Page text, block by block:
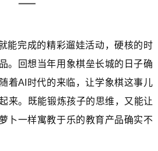
能完成的精彩遛娃活动，硬核的时
。回想当年用象棋垒长城的日子确
着AI时代的来临，让学象棋这事儿
来。既能锻炼孩子的思维，又能让
卜一样寓教于乐的教育产品确实不